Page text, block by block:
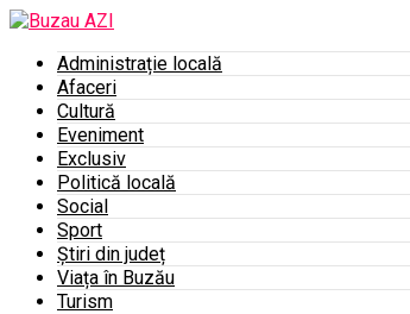
Administrație locală
Afaceri
Cultură
Eveniment
Exclusiv
Politică locală
Social
Sport
Știri din județ
Viața în Buzău
Turism